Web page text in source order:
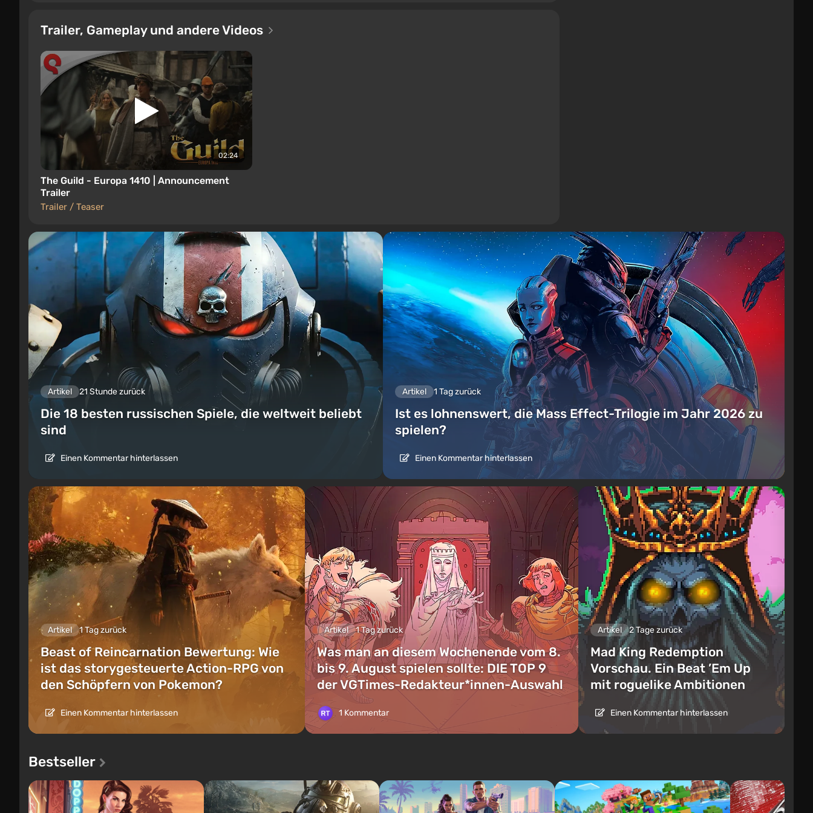
Trailer, Gameplay und andere Videos
02:24
The Guild - Europa 1410 | Announcement
Trailer
Trailer / Teaser
Artikel 21 Stunde zurück
Die 18 besten russischen Spiele, die weltweit beliebt
sind
Einen Kommentar hinterlassen
Artikel 1 Tag zurück
Ist es lohnenswert, die Mass Effect-Trilogie im Jahr 2026 zu
spielen?
Einen Kommentar hinterlassen
Artikel 1 Tag zurück
Beast of Reincarnation Bewertung: Wie
ist das storygesteuerte Action-RPG von
den Schöpfern von Pokemon?
Einen Kommentar hinterlassen
Artikel 1 Tag zurück
Was man an diesem Wochenende vom 8.
bis 9. August spielen sollte: DIE TOP 9
der VGTimes-Redakteur*innen-Auswahl
1 Kommentar
Artikel 2 Tage zurück
Mad King Redemption
Vorschau. Ein Beat ’Em Up
mit roguelike Ambitionen
Einen Kommentar hinterlassen
Bestseller